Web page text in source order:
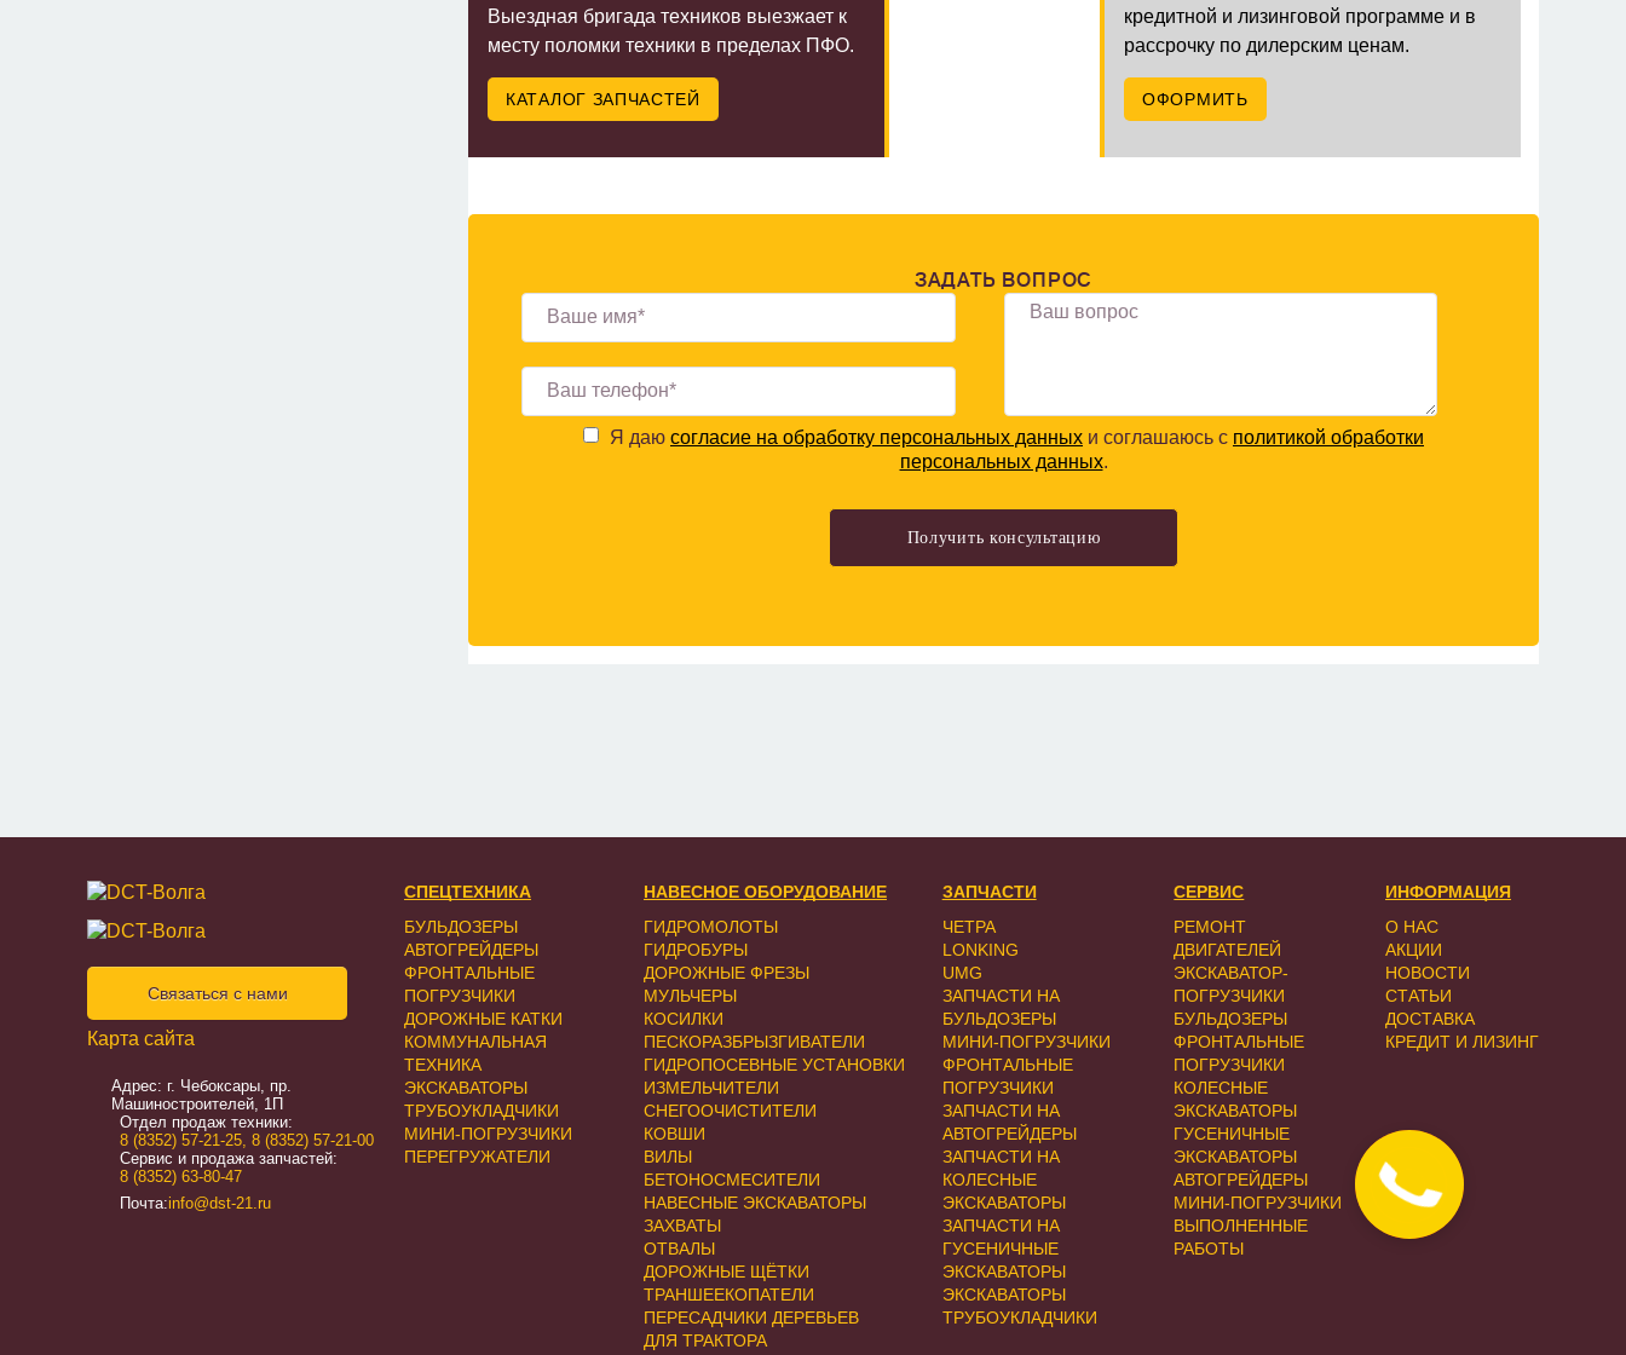
Выездная бригада техников выезжает к
месту поломки техники в пределах ПФО.
КАТАЛОГ ЗАПЧАСТЕЙ
кредитной и лизинговой программе и в
рассрочку по дилерским ценам.
ОФОРМИТЬ
ЗАДАТЬ ВОПРОС
Я даю согласие на обработку персональных данных и соглашаюсь с политикой обработки
персональных данных.
Связаться с нами
Карта сайта
Адрес: г. Чебоксары, пр.
Машиностроителей, 1П
Отдел продаж техники:
8 (8352) 57-21-25 8 (8352) 57-21-00
Сервис и продажа запчастей:
8 (8352) 63-80-47
Почта:info@dst-21.ru
СПЕЦТЕХНИКА
БУЛЬДОЗЕРЫ
АВТОГРЕЙДЕРЫ
ФРОНТАЛЬНЫЕ
ПОГРУЗЧИКИ
ДОРОЖНЫЕ КАТКИ
КОММУНАЛЬНАЯ
ТЕХНИКА
ЭКСКАВАТОРЫ
ТРУБОУКЛАДЧИКИ
МИНИ-ПОГРУЗЧИКИ
ПЕРЕГРУЖАТЕЛИ
НАВЕСНОЕ ОБОРУДОВАНИЕ
ГИДРОМОЛОТЫ
ГИДРОБУРЫ
ДОРОЖНЫЕ ФРЕЗЫ
МУЛЬЧЕРЫ
КОСИЛКИ
ПЕСКОРАЗБРЫЗГИВАТЕЛИ
ГИДРОПОСЕВНЫЕ УСТАНОВКИ
ИЗМЕЛЬЧИТЕЛИ
СНЕГООЧИСТИТЕЛИ
КОВШИ
ВИЛЫ
БЕТОНОСМЕСИТЕЛИ
НАВЕСНЫЕ ЭКСКАВАТОРЫ
ЗАХВАТЫ
ОТВАЛЫ
ДОРОЖНЫЕ ЩЁТКИ
ТРАНШЕЕКОПАТЕЛИ
ПЕРЕСАДЧИКИ ДЕРЕВЬЕВ
ДЛЯ ТРАКТОРА
ЗАПЧАСТИ
ЧЕТРА
LONKING
UMG
ЗАПЧАСТИ НА
БУЛЬДОЗЕРЫ
МИНИ-ПОГРУЗЧИКИ
ФРОНТАЛЬНЫЕ
ПОГРУЗЧИКИ
ЗАПЧАСТИ НА
АВТОГРЕЙДЕРЫ
ЗАПЧАСТИ НА
КОЛЕСНЫЕ
ЭКСКАВАТОРЫ
ЗАПЧАСТИ НА
ГУСЕНИЧНЫЕ
ЭКСКАВАТОРЫ
ЭКСКАВАТОРЫ
ТРУБОУКЛАДЧИКИ
СЕРВИС
РЕМОНТ
ДВИГАТЕЛЕЙ
ЭКСКАВАТОР-
ПОГРУЗЧИКИ
БУЛЬДОЗЕРЫ
ФРОНТАЛЬНЫЕ
ПОГРУЗЧИКИ
КОЛЕСНЫЕ
ЭКСКАВАТОРЫ
ГУСЕНИЧНЫЕ
ЭКСКАВАТОРЫ
АВТОГРЕЙДЕРЫ
МИНИ-ПОГРУЗЧИКИ
ВЫПОЛНЕННЫЕ
РАБОТЫ
ИНФОРМАЦИЯ
О НАС
АКЦИИ
НОВОСТИ
СТАТЬИ
ДОСТАВКА
КРЕДИТ И ЛИЗИНГ